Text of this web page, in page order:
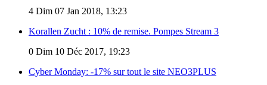
4 Dim 07 Jan 2018, 13:23
Korallen Zucht : 10% de remise. Pompes Stream 3
0 Dim 10 Déc 2017, 19:23
Cyber Monday: -17% sur tout le site NEO3PLUS